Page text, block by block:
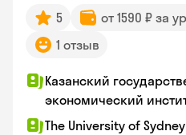
5 от 1590 ₽ за
1 отзыв
Казанский
экономический
The University of Sydney